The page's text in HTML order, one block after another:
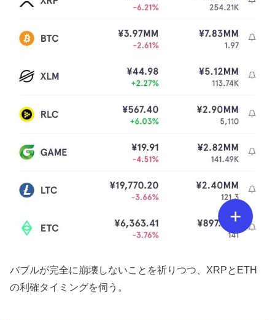
バブルが完全に崩壊しないことを祈りつつ、XRPとETH
の利確タイミングを伺う。